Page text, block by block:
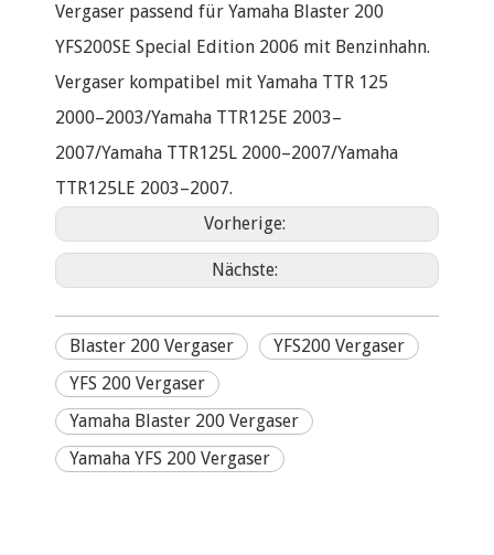
Vergaser passend für Yamaha Blaster 200
YFS200SE Special Edition 2006 mit Benzinhahn.
Vergaser kompatibel mit Yamaha TTR 125
2000–2003/Yamaha TTR125E 2003–
2007/Yamaha TTR125L 2000–2007/Yamaha
TTR125LE 2003–2007.
Vorherige:
Nächste:
Blaster 200 Vergaser
YFS200 Vergaser
YFS 200 Vergaser
Yamaha Blaster 200 Vergaser
Yamaha YFS 200 Vergaser